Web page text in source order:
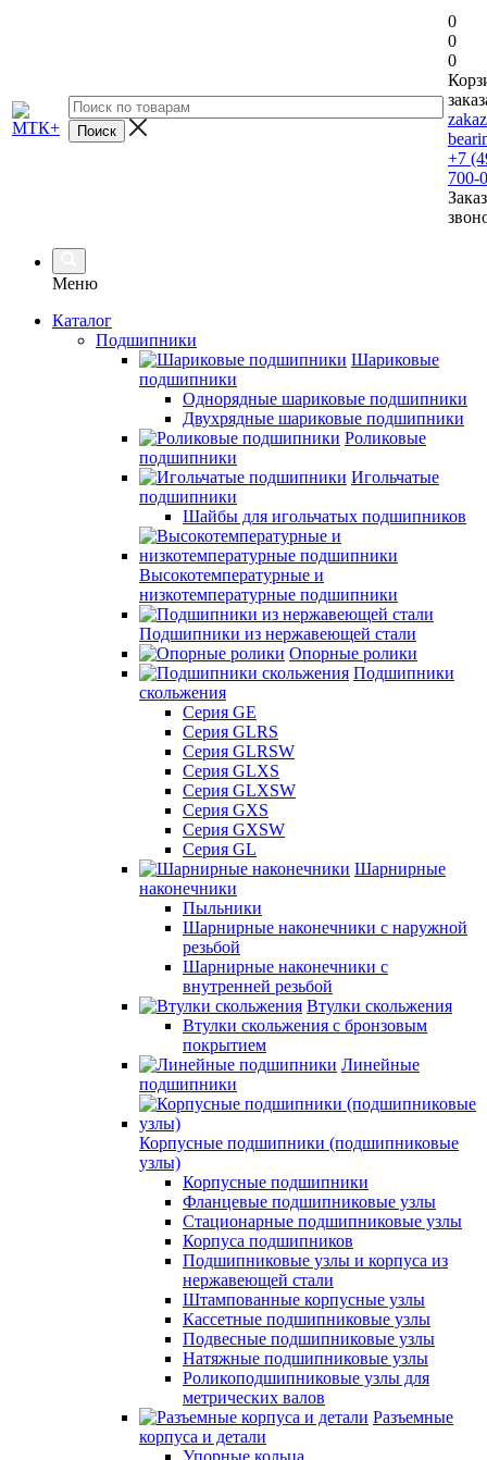
0
0
0
+7
700-
Меню
Каталог
Подшипники
Шариковые
подшипники
Однорядные шариковые подшипники
Двухрядные шариковые подшипники
Роликовые
подшипники
Игольчатые
подшипники
Шайбы для игольчатых подшипников
Высокотемпературные и
низкотемпературные подшипники
Подшипники из нержавеющей стали
Опорные ролики
Подшипники
скольжения
Серия GE
Серия GLRS
Серия GLRSW
Серия GLXS
Серия GLXSW
Серия GXS
Серия GXSW
Серия GL
Шарнирные
наконечники
Пыльники
Шарнирные наконечники с наружной
резьбой
Шарнирные наконечники с
внутренней резьбой
Втулки скольжения
Втулки скольжения с бронзовым
покрытием
Линейные
подшипники
Корпусные подшипники (подшипниковые
узлы)
Корпусные подшипники
Фланцевые подшипниковые узлы
Стационарные подшипниковые узлы
Корпуса подшипников
Подшипниковые узлы и корпуса из
нержавеющей стали
Штампованные корпусные узлы
Кассетные подшипниковые узлы
Подвесные подшипниковые узлы
Натяжные подшипниковые узлы
Роликоподшипниковые узлы для
метрических валов
Разъемные
корпуса и детали
Упорные кольца